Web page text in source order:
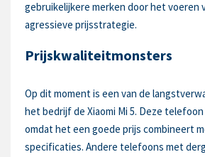
gebruikelijkere merken door het voeren
agressieve prijsstrategie.
Prijskwaliteitmonsters
Op dit moment is een van de
het bedrijf de Xiaomi Mi 5. Deze
omdat het een goede prijs combineert
specificaties. Andere telefoons met